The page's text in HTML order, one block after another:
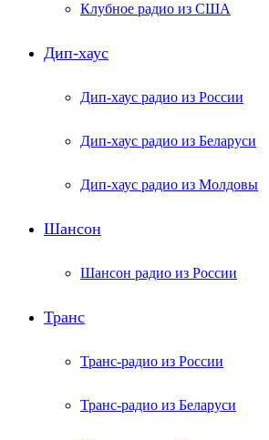
Клубное радио из США
Дип-хаус
Дип-хаус радио из России
Дип-хаус радио из Беларуси
Дип-хаус радио из Молдовы
Шансон
Шансон радио из России
Транс
Транс-радио из России
Транс-радио из Беларуси